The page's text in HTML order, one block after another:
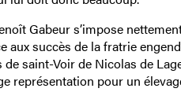
Gabeur s’impose
aux succès de la fratrie
saint-Voir de Nicolas de
représentation pour un